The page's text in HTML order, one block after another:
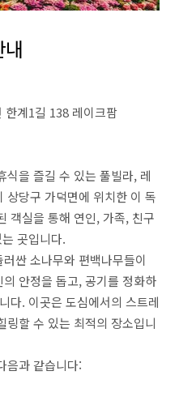
한계1길 138 레이크팜
식을 즐길 수 있는 풀빌라, 레
상당구 가덕면에 위치한 이 독
객실을 통해 연인, 가족, 친구
곳입니다.
싼 소나무와 편백나무들이
안정을 돕고, 공기를 정화하
다. 이곳은 도심에서의 스트레
링할 수 있는 최적의 장소입니
음과 같습니다: